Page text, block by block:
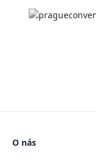
O nás